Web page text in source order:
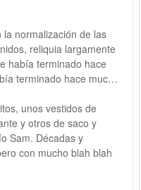
normalización de las
reliquia largamente
había terminado hace
terminado hace mucho
unos vestidos de
y otros de saco y
Sam. Décadas y
con mucho blah blah